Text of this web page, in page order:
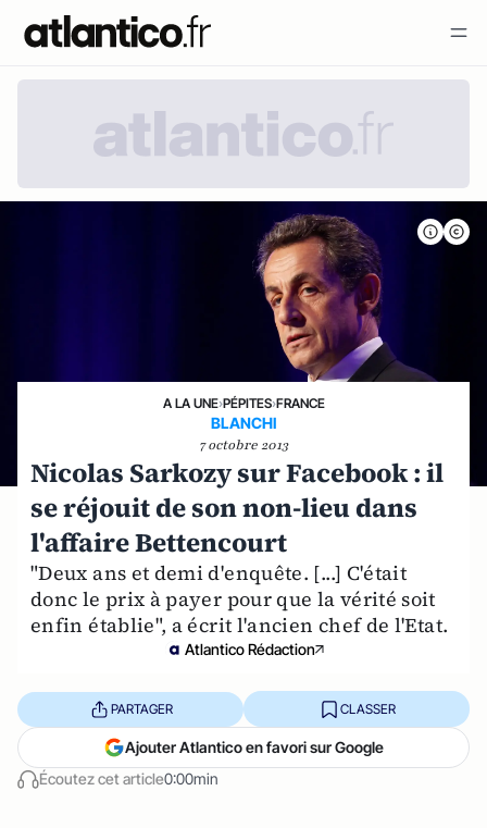
A LA UNE›PÉPITES›FRANCE
BLANCHI
7 octobre 2013
Nicolas Sarkozy sur Facebook : il
se réjouit de son non-lieu dans
l'affaire Bettencourt
"Deux ans et demi d'enquête. [...] C'était
donc le prix à payer pour que la vérité soit
enfin établie", a écrit l'ancien chef de l'Etat.
Atlantico Rédaction
Écoutez cet article0:00min
PARTAGER CLASSER
Ajouter Atlantico en favori sur Google